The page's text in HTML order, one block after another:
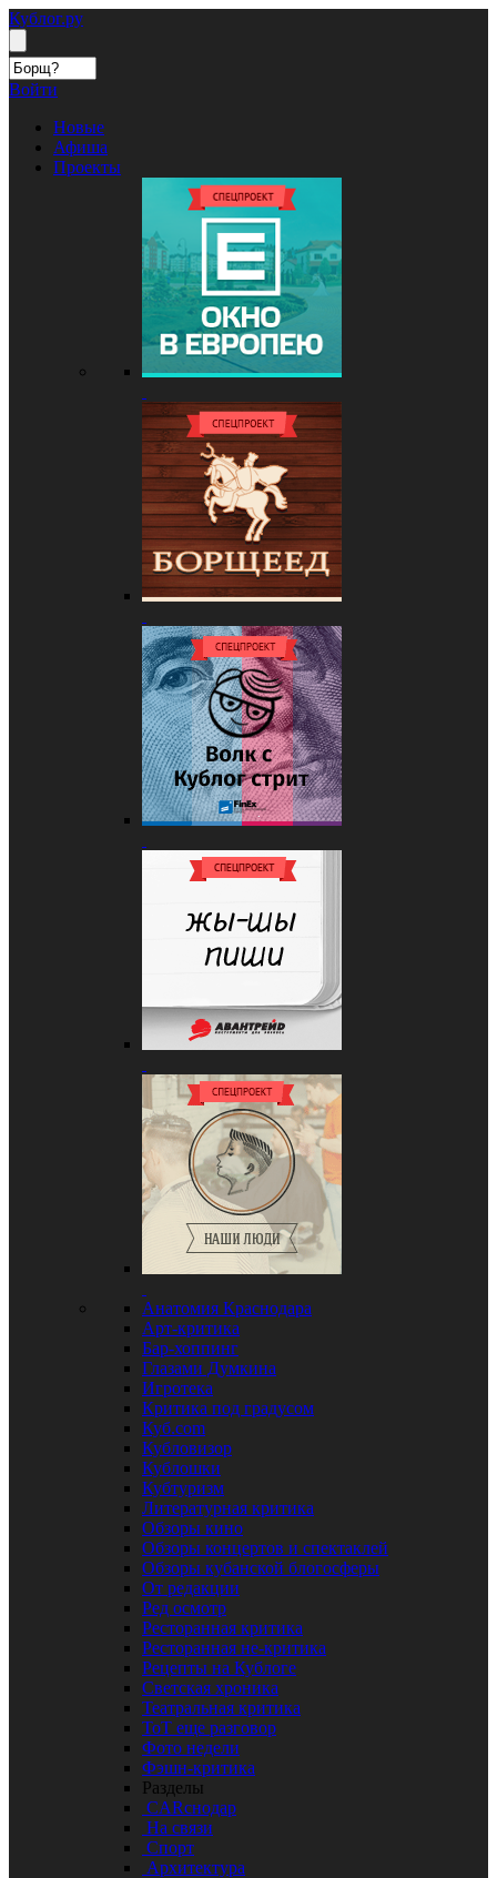
Кублог.ру
Войти
Новые
Афиша
Проекты
Анатомия Краснодара
Арт-критика
Бар-хоппинг
Глазами Думкина
Игротека
Критика под градусом
Куб.com
Кубловизор
Кублошки
Кубтуризм
Литературная критика
Обзоры кино
Обзоры концертов и спектаклей
Обзоры кубанской блогосферы
От редакции
Ред осмотр
Ресторанная критика
Ресторанная не-критика
Рецепты на Кублоге
Светская хроника
Театральная критика
ТоТ еще разговор
Фото недели
Фэшн-критика
Разделы
CARснодар
На связи
Спорт
Архитектура